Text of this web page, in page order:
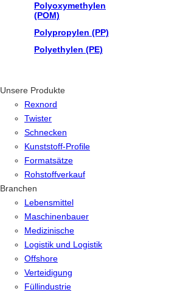
Polyoxymethylen
(POM)
Polypropylen (PP)
Polyethylen (PE)
Unsere Produkte
Rexnord
Twister
Schnecken
Kunststoff-Profile
Formatsätze
Rohstoffverkauf
Branchen
Lebensmittel
Maschinenbauer
Medizinische
Logistik und Logistik
Offshore
Verteidigung
Füllindustrie